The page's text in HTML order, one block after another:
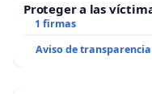
Proteger a las
1 firmas
Aviso de transparencia